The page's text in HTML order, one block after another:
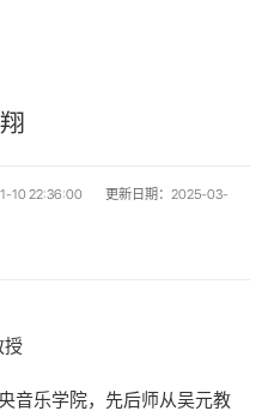
10 22:36:00
更新日期：2025-03-
授
音乐学院，先后师从吴元教